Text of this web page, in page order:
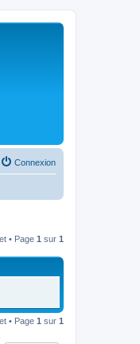
Connexion
• Page 1 sur 1
• Page 1 sur 1